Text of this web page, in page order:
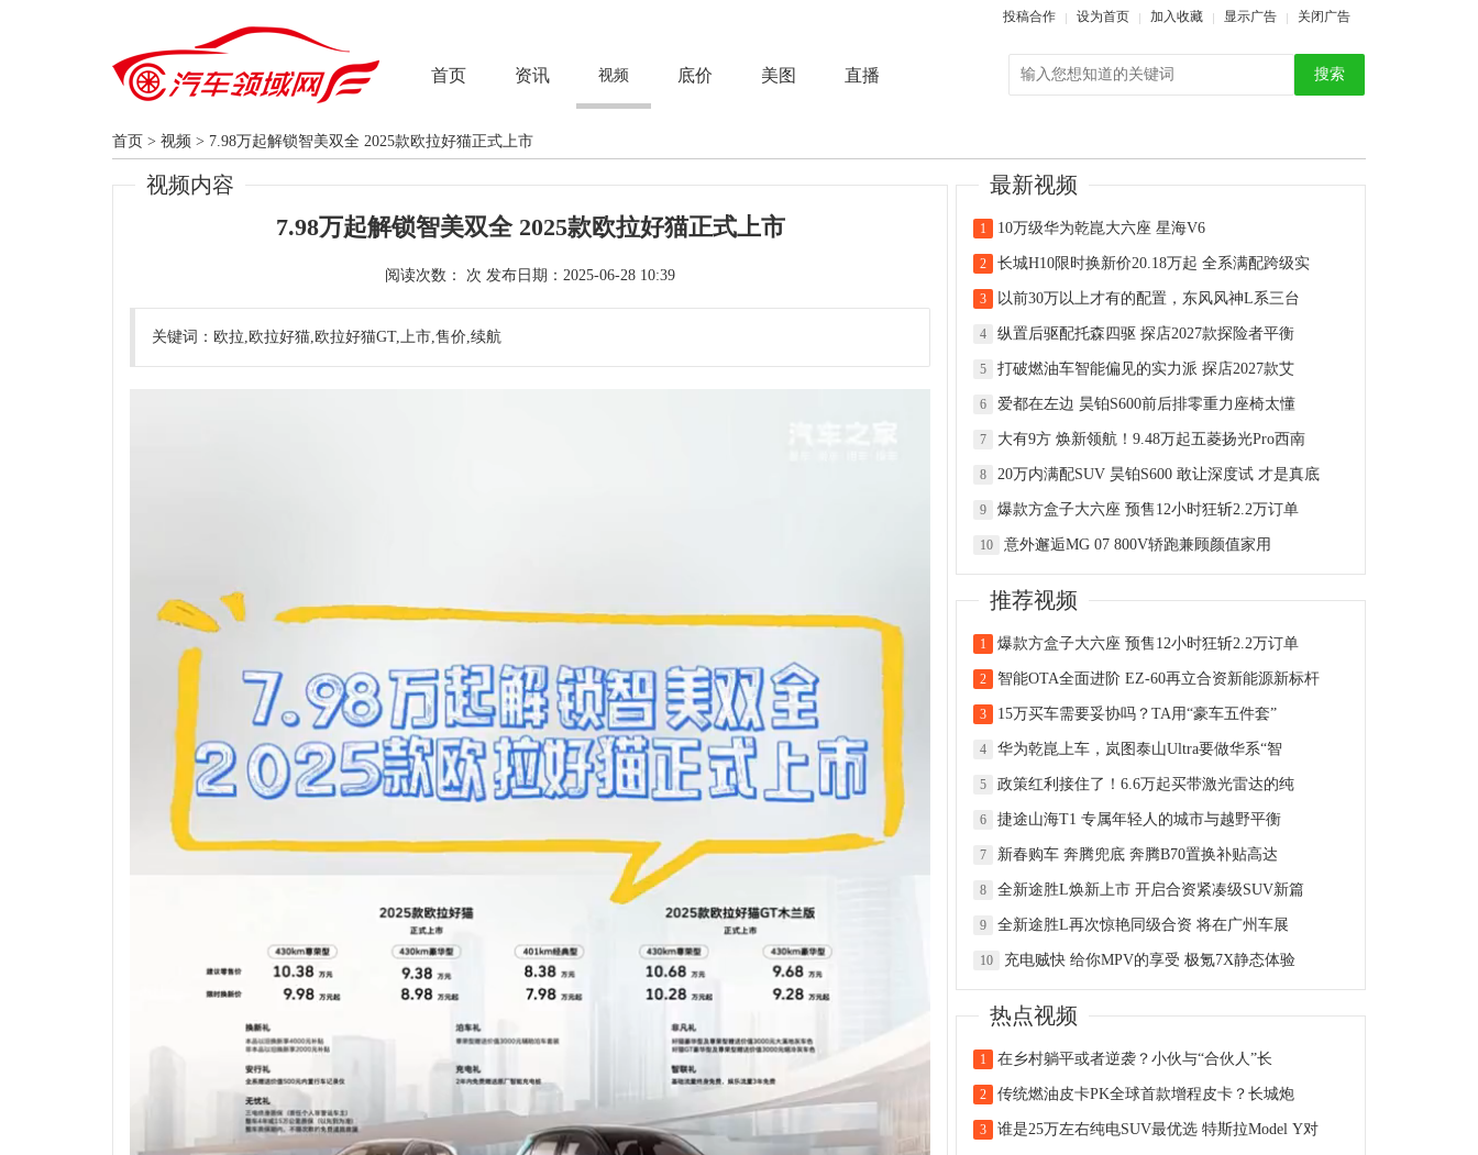
投稿合作 设为首页 加入收藏 显示广告 关闭广告
首页 资讯 视频 底价 美图 直播 搜索
首页 > 视频 > 7.98万起解锁智美双全 2025款欧拉好猫正式上市
视频内容
7.98万起解锁智美双全 2025款欧拉好猫正式上市
阅读次数： 次 发布日期：2025-06-28 10:39
关键词：欧拉,欧拉好猫,欧拉好猫GT,上市,售价,续航
最新视频
1 10万级华为乾崑大六座 星海V6
2 长城H10限时换新价20.18万起 全系满配跨级实
3 以前30万以上才有的配置，东风风神L系三台
4 纵置后驱配托森四驱 探店2027款探险者平衡
5 打破燃油车智能偏见的实力派 探店2027款艾
6 爱都在左边 昊铂S600前后排零重力座椅太懂
7 大有9方 焕新领航！9.48万起五菱扬光Pro西南
8 20万内满配SUV 昊铂S600 敢让深度试 才是真底
9 爆款方盒子大六座 预售12小时狂斩2.2万订单
10 意外邂逅MG 07 800V轿跑兼顾颜值家用
推荐视频
1 爆款方盒子大六座 预售12小时狂斩2.2万订单
2 智能OTA全面进阶 EZ-60再立合资新能源新标杆
3 15万买车需要妥协吗？TA用“豪车五件套”
4 华为乾崑上车，岚图泰山Ultra要做华系“智
5 政策红利接住了！6.6万起买带激光雷达的纯
6 捷途山海T1 专属年轻人的城市与越野平衡
7 新春购车 奔腾兜底 奔腾B70置换补贴高达
8 全新途胜L焕新上市 开启合资紧凑级SUV新篇
9 全新途胜L再次惊艳同级合资 将在广州车展
10 充电贼快 给你MPV的享受 极氪7X静态体验
热点视频
1 在乡村躺平或者逆袭？小伙与“合伙人”长
2 传统燃油皮卡PK全球首款增程皮卡？长城炮
3 谁是25万左右纯电SUV最优选 特斯拉Model Y对